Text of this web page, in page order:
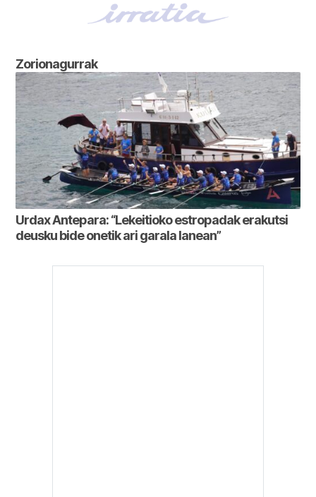
Zorionagurrak
Urdax Antepara: “Lekeitioko estropadak erakutsi
deusku bide onetik ari garala lanean”